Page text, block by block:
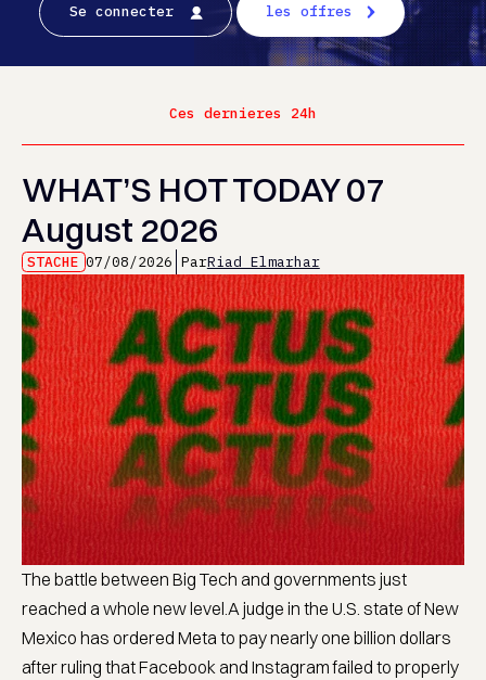
Se connecter les offres
Ces dernieres 24h
WHAT’S HOT TODAY 07
August 2026
STACHE 07/08/2026 ParRiad Elmarhar
The battle between Big Tech and governments just
reached a whole new level.A judge in the U.S. state of New
Mexico has ordered Meta to pay nearly one billion dollars
after ruling that Facebook and Instagram failed to properly